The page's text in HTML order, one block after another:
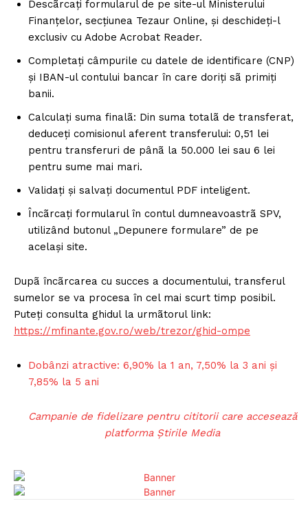
Descãrcați formularul de pe site-ul Ministerului
Finanțelor, secțiunea Tezaur Online, și deschideți-l
exclusiv cu Adobe Acrobat Reader.
Completați câmpurile cu datele de identificare (CNP)
și IBAN-ul contului bancar în care doriți sã primiți
banii.
Calculați suma finalã: Din suma totalã de transferat,
deduceți comisionul aferent transferului: 0,51 lei
pentru transferuri de pânã la 50.000 lei sau 6 lei
pentru sume mai mari.
Validați și salvați documentul PDF inteligent.
Încãrcați formularul în contul dumneavoastrã SPV,
utilizând butonul „Depunere formulare” de pe
același site.
Dupã încãrcarea cu succes a documentului, transferul
sumelor se va procesa în cel mai scurt timp posibil.
Puteți consulta ghidul la urmãtorul link:
https://mfinante.gov.ro/web/trezor/ghid-ompe
Dobânzi atractive: 6,90% la 1 an, 7,50% la 3 ani și
7,85% la 5 ani
Campanie de fidelizare pentru cititorii care accesează
platforma Știrile Media